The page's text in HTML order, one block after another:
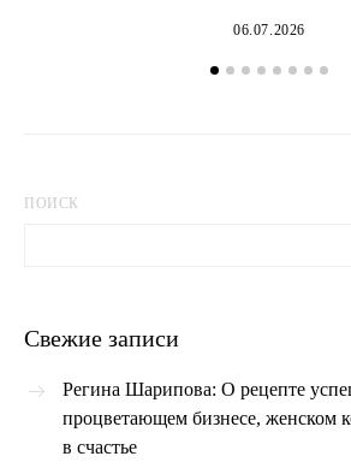
06.07.2026
ПОИСК
Свежие записи
Регина Шарипова: О рецепте
процветающем бизнесе, женском
в счастье